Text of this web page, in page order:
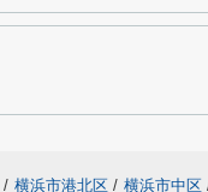
/ 横浜市港北区 / 横浜市中区